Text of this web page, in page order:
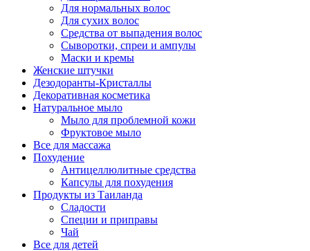
Для нормальных волос
Для сухих волос
Средства от выпадения волос
Сыворотки, спреи и ампулы
Маски и кремы
Женские штучки
Дезодоранты-Кристаллы
Декоративная косметика
Натуральное мыло
Мыло для проблемной кожи
Фруктовое мыло
Все для массажа
Похудение
Антицеллюлитные средства
Капсулы для похудения
Продукты из Таиланда
Сладости
Специи и приправы
Чай
Все для детей